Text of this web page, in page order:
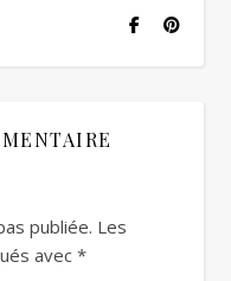
publiée. Les
avec *